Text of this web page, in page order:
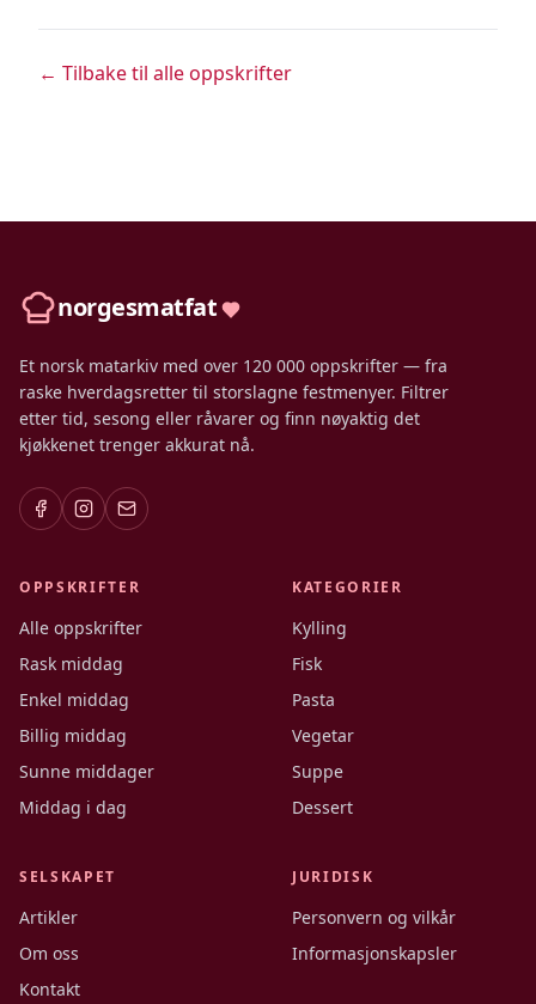
← Tilbake til alle oppskrifter
norgesmatfat
Et norsk matarkiv med over 120 000 oppskrifter — fra
raske hverdagsretter til storslagne festmenyer. Filtrer
etter tid, sesong eller råvarer og finn nøyaktig det
kjøkkenet trenger akkurat nå.
OPPSKRIFTER
Alle oppskrifter
Rask middag
Enkel middag
Billig middag
Sunne middager
Middag i dag
KATEGORIER
Kylling
Fisk
Pasta
Vegetar
Suppe
Dessert
SELSKAPET
Artikler
Om oss
Kontakt
JURIDISK
Personvern og vilkår
Informasjonskapsler